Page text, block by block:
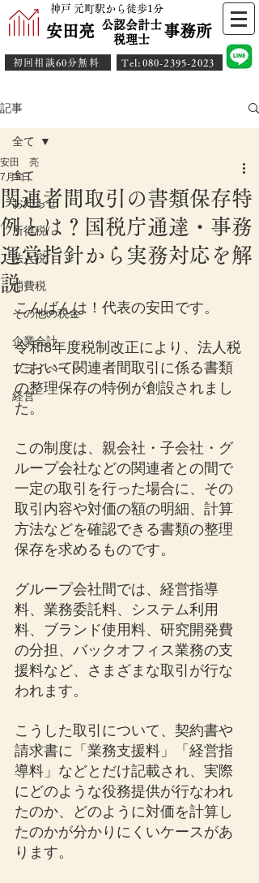
神戸 元町駅から徒歩1分
安田亮 事務所
公認会計士
​税理士
初回相談60分無料 ​Tel:080-2395-2023
記事
全て
お知らせ
所得税
法人税
消費税
その他の税金
企業会計
プライベート
経営
全て
関連者間取引の書類保存特
例とは？国税庁通達・事務
運営指針から実務対応を解
説
安田 亮
7月5日
こんばんは！代表の安田です。
令和8年度税制改正により、法人税
において関連者間取引に係る書類
の整理保存の特例が創設されまし
た。
この制度は、親会社・子会社・グ
ループ会社などの関連者との間で
一定の取引を行った場合に、その
取引内容や対価の額の明細、計算
方法などを確認できる書類の整理
保存を求めるものです。
グループ会社間では、経営指導
料、業務委託料、システム利用
料、ブランド使用料、研究開発費
の分担、バックオフィス業務の支
援料など、さまざまな取引が行な
われます。
こうした取引について、契約書や
請求書に「業務支援料」「経営指
導料」などとだけ記載され、実際
にどのような役務提供が行なわれ
たのか、どのように対価を計算し
たのかが分かりにくいケースがあ
ります。